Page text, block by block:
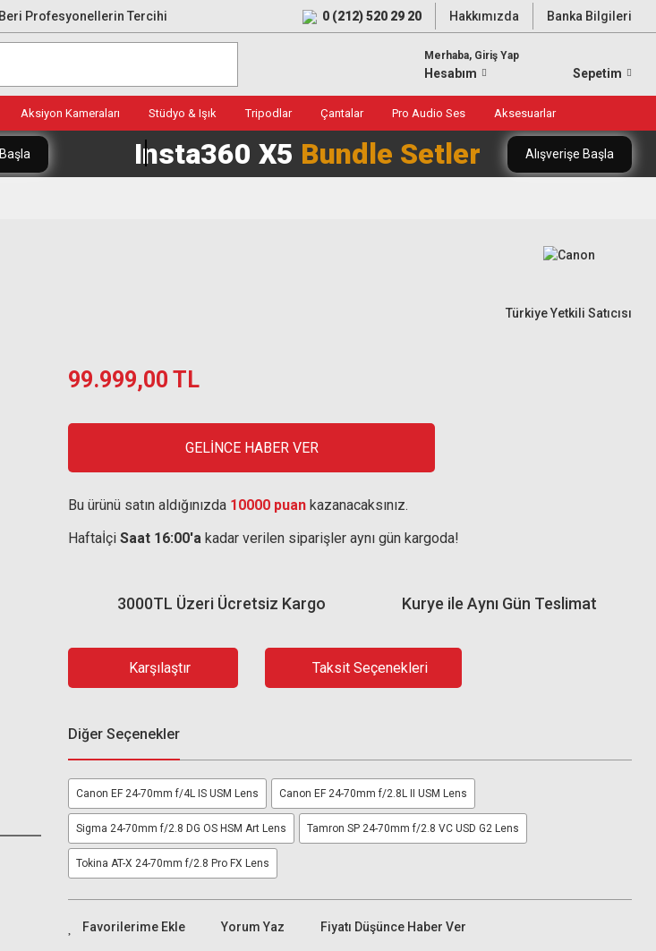
Profesyonellerin Tercihi 0 (212) 520 29 20 Hakkımızda Banka Bilgileri
Merhaba, Giriş Yap
Hesabım Sepetim
Aksiyon Kameraları Stüdyo & Işık Tripodlar Çantalar Pro Audio Ses Aksesuarlar
Insta360 X5 Bundle Setler Alışverişe Başla
Türkiye Yetkili Satıcısı
99.999,00 TL
GELİNCE HABER VER
Bu ürünü satın aldığınızda 10000 puan kazanacaksınız.
Haftaİçi Saat 16:00'a kadar verilen siparişler aynı gün kargoda!
Kurye ile Aynı Gün Teslimat
3000TL Üzeri Ücretsiz Kargo
Karşılaştır Taksit Seçenekleri
Diğer Seçenekler
Canon EF 24-70mm f/4L IS USM Lens Canon EF 24-70mm f/2.8L II USM Lens
Sigma 24-70mm f/2.8 DG OS HSM Art Lens Tamron SP 24-70mm f/2.8 VC USD G2 Lens
Tokina AT-X 24-70mm f/2.8 Pro FX Lens
Yorum Yaz Fiyatı Düşünce Haber Ver